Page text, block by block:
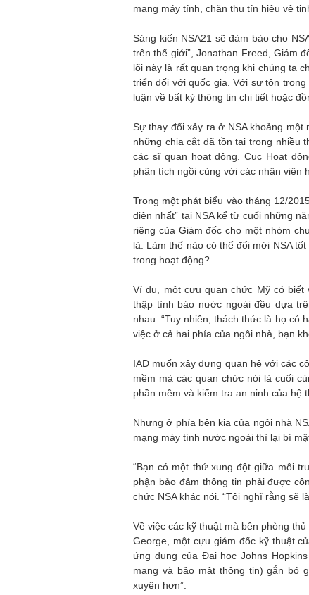
mạng máy tính, chặn thu tín hiệu vệ
Sáng kiến NSA21 sẽ đảm bảo cho
trên thế giới”, Jonathan Freed, Giám
lõi này là rất quan trọng khi chúng ta
triển đối với quốc gia. Với sự tôn
luận về bất kỳ thông tin chi tiết hoặc
Sự thay đổi xảy ra ở NSA khoảng
những chia cắt đã tồn tại trong nhiều
các sĩ quan hoạt động. Cục Hoạt
phân tích ngồi cùng với các nhân viên
Trong một phát biểu vào tháng 12/
diện nhất” tại NSA kể từ cuối những
riêng của Giám đốc cho một nhóm
là: Làm thế nào có thể đổi mới NSA
trong hoạt động?
Ví dụ, một cựu quan chức Mỹ có
thập tình báo nước ngoài đều dựa
nhau. “Tuy nhiên, thách thức là họ có
việc ở cả hai phía của ngôi nhà, bạn
IAD muốn xây dựng quan hệ với các
mềm mà các quan chức nói là cuối
phần mềm và kiểm tra an ninh của hệ
Nhưng ở phía bên kia của ngôi nhà
mạng máy tính nước ngoài thì lại bí
“Bạn có một thứ xung đột giữa môi
phận bảo đảm thông tin phải được
chức NSA khác nói. “Tôi nghĩ rằng sẽ
Về việc các kỹ thuật mà bên phòng
George, một cựu giám đốc kỹ thuật
ứng dụng của Đại học Johns
mạng và bảo mật thông tin) gắn bó
xuyên hơn”.